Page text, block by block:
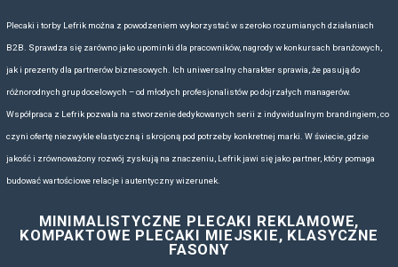
Z punktu widzenia zastosowań firmowych, Lefrik jest wyborem
doskonale sprawdzają się jako prezenty dla pracowników, partnerów
Ich wygląd i jakość sprawiają, że są postrzegane jako produkty
odbiór marki, która je wręcza. Dzięki uniwersalnemu designowi,
odpowiedzialny wizerunek i realnie wspierać idee zrównoważonego
W BAS Kreacji oferujemy produkty marki Lefrik z myślą o rynku
Wychodząc naprzeciw oczekiwaniom naszych klientów, zapewniamy